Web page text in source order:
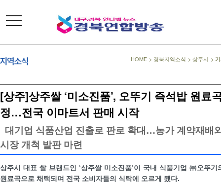
toggle
navigation
HOME > 경북지역소식 > 상주시 >
[상주]상주쌀 ‘미소진품’, 오뚜기 즉석밥 원료
정…전국 이마트서 판매 시작
대기업 식품산업 진출로 판로 확대…농가 계약재배
시장 개척 발판 마련
상주시 대표 쌀 브랜드인 ‘상주쌀 미소진품’이 국내 식품기업 ㈜오뚜기
원료곡으로 채택되며 전국 소비자들의 식탁에 오르게 됐다.